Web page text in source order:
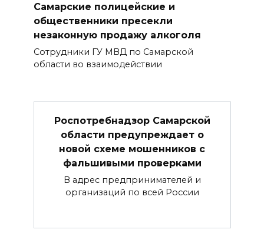
Самарские полицейские и
общественники пресекли
незаконную продажу алкоголя
Сотрудники ГУ МВД по Самарской
области во взаимодействии
Роспотребнадзор Самарской
области предупреждает о
новой схеме мошенников с
фальшивыми проверками
В адрес предпринимателей и
организаций по всей России